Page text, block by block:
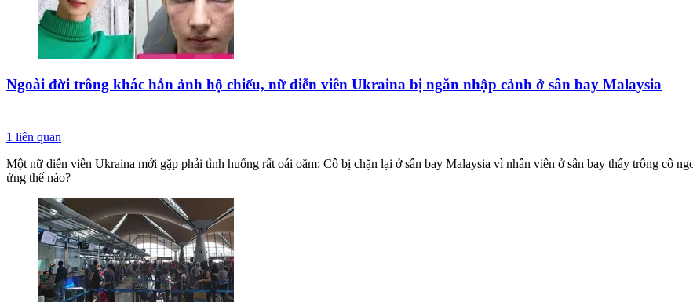
Ngoài đời trông khác hẳn ảnh hộ chiếu, nữ diễn viên Ukraina bị ngăn nhập cảnh ở sân bay Malaysia
1 liên quan
Một nữ diễn viên Ukraina mới gặp phải tình huống rất oái oăm: Cô bị chặn lại ở sân bay Malaysia vì nhân viên ở sân bay thấy trông cô
ứng thế nào?